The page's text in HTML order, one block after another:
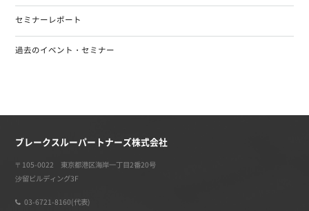
セミナーレポート
過去のイベント・セミナー
ブレークスルーパートナーズ株式会社
〒105-0022 東京都港区海岸一丁目2番20号
汐留ビルディング3F
03-6721-8160(代表)